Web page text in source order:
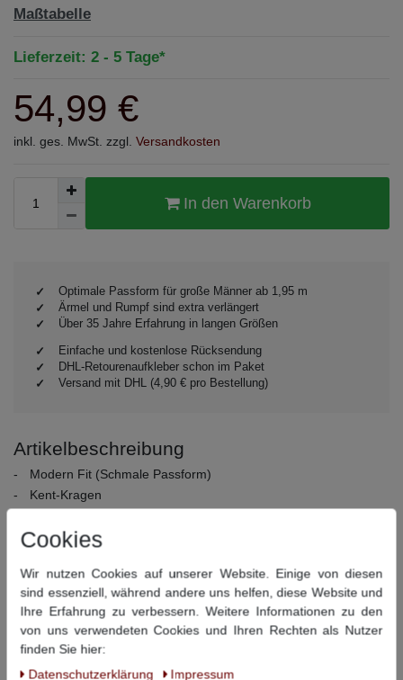
Maßtabelle
Lieferzeit: 2 - 5 Tage*
54,99 €
inkl. ges. MwSt. zzgl. Versandkosten
In den Warenkorb
Optimale Passform für große Männer ab 1,95 m
Ärmel und Rumpf sind extra verlängert
Über 35 Jahre Erfahrung in langen Größen
Einfache und kostenlose Rücksendung
DHL-Retourenaufkleber schon im Paket
Versand mit DHL (4,90 € pro Bestellung)
Artikelbeschreibung
Modern Fit (Schmale Passform)
Kent-Kragen
Abgerundeter Saum
Material:
100% Baumwolle
Pflegehinweise:
40° Schonwäsche, nicht bleichen, nicht
Trommeltrocknen, Bügeln bei mittlerer Temperatur, chemisch
reinigen
Dieser Artikel hat folgende Maße:
Cookies
Wir nutzen Cookies auf unserer Website. Einige von diesen
sind essenziell, während andere uns helfen, diese Website und
Ihre Erfahrung zu verbessern. Weitere Informationen zu den
von uns verwendeten Cookies und Ihren Rechten als Nutzer
finden Sie hier:
Daten­schutz­erklärung
Impressum